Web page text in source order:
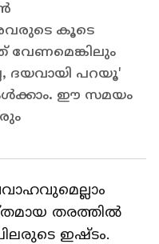
കൂടെ
വേണമെങ്കിലും
ദയവായി പറയൂ'
ഈ സമയം
തരത്തില്‍
ഇഷ്ടം.